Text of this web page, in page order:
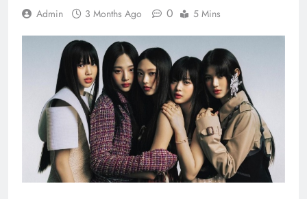
Admin 3 Months Ago 0 5 Mins